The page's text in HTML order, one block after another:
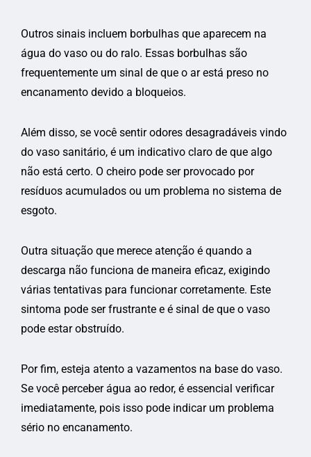
Outros sinais incluem borbulhas que aparecem na
água do vaso ou do ralo. Essas borbulhas são
frequentemente um sinal de que o ar está preso no
encanamento devido a bloqueios.
Além disso, se você sentir odores desagradáveis vindo
do vaso sanitário, é um indicativo claro de que algo
não está certo. O cheiro pode ser provocado por
resíduos acumulados ou um problema no sistema de
esgoto.
Outra situação que merece atenção é quando a
descarga não funciona de maneira eficaz, exigindo
várias tentativas para funcionar corretamente. Este
sintoma pode ser frustrante e é sinal de que o vaso
pode estar obstruído.
Por fim, esteja atento a vazamentos na base do vaso.
Se você perceber água ao redor, é essencial verificar
imediatamente, pois isso pode indicar um problema
sério no encanamento.